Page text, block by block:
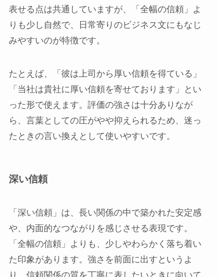
表せる点は共通していますが、「全幅の信頼」よ
りも少し自然で、日常寄りのビジネス文にもなじ
みやすいのが特徴です。
たとえば、「彼は上司から厚い信頼を得ている」
「当社は貴社に厚い信頼を寄せております」とい
った形で使えます。評価の強さは十分ありなが
ら、言葉としての圧がやや抑えられるため、迷っ
たときの言い換えとして使いやすいです。
深い信頼
「深い信頼」は、長い関係の中で築かれた安定感
や、内面的なつながりを感じさせる表現です。
「全幅の信頼」よりも、少しやわらかく落ち着い
た印象があります。強さを前面に出すというよ